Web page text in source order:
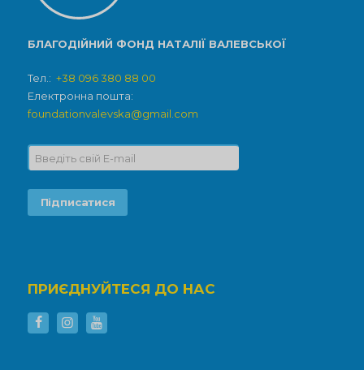
БЛАГОДІЙНИЙ ФОНД НАТАЛІЇ ВАЛЕВСЬКОЇ
Тел.: +38 096 380 88 00
Електронна пошта:
foundationvalevska@gmail.com
ПРИЄДНУЙТЕСЯ ДО НАС